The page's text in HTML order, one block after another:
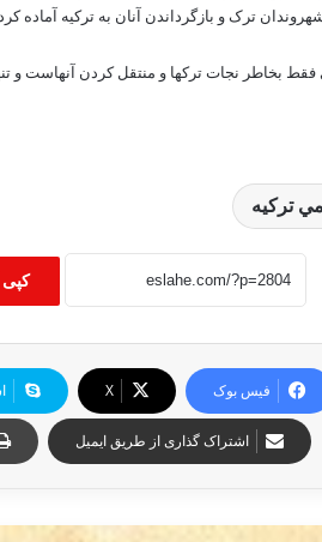
ترک و بازگرداندن آنان به ترکیه آماده
فقط بخاطر نجات ترکها و منتقل کردن آنهاست و
تركيه
فیس بوک X
اشتراک گذاری از طریق ایمیل